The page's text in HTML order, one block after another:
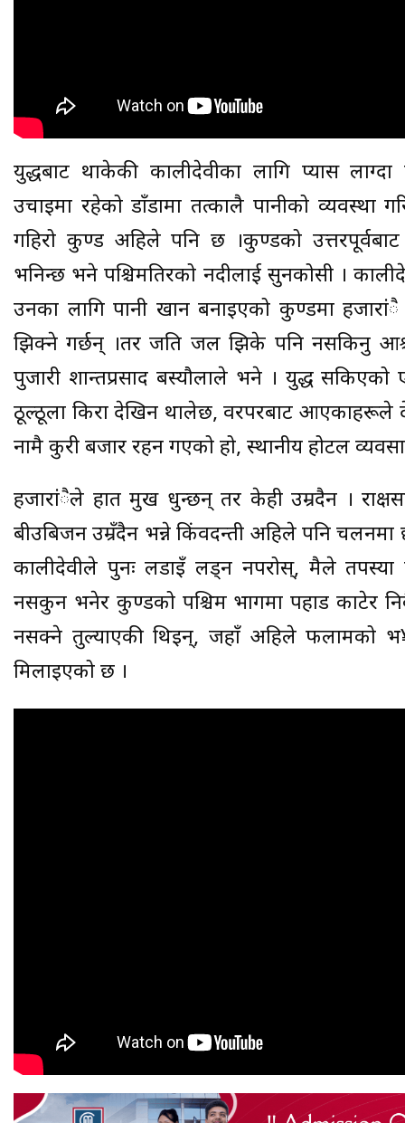
युद्धबाट थाकेकी कालीदेवीका लागि प्यास
उचाइमा रहेको डाँडामा तत्कालै पानीको व्यवस्था
गहिरो कुण्ड अहिले पनि छ ।कुण्डको उत्तरपूर्वबाट
भनिन्छ भने पश्चिमतिरको नदीलाई सुनकोसी ।
उनका लागि पानी खान बनाइएको कुण्डमा
झिक्ने गर्छन् ।तर जति जल झिके पनि नसकिनु
पुजारी शान्तप्रसाद बस्यौलाले भने । युद्ध
ठूल्ठूला किरा देखिन थालेछ, वरपरबाट आएकाहरूले
नामै कुरी बजार रहन गएको हो, स्थानीय होटल
हजारांैले हात मुख धुन्छन् तर केही उम्रदैन ।
बीउबिजन उम्रँदैन भन्ने किंवदन्ती अहिले पनि चलनमा
कालीदेवीले पुनः लडाइँ लड्न नपरोस्, मैले
नसकुन भनेर कुण्डको पश्चिम भागमा पहाड काटेर
नसक्ने तुल्याएकी थिइन्, जहाँ अहिले फलामको
मिलाइएको छ ।